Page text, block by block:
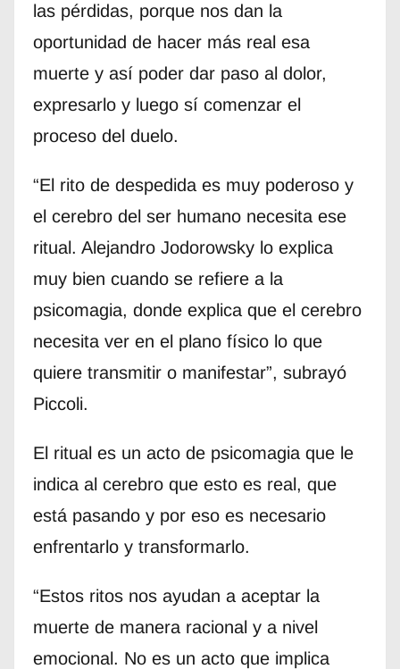
las pérdidas, porque nos dan la
oportunidad de hacer más real esa
muerte y así poder dar paso al dolor,
expresarlo y luego sí comenzar el
proceso del duelo.
“El rito de despedida es muy poderoso y
el cerebro del ser humano necesita ese
ritual. Alejandro Jodorowsky lo explica
muy bien cuando se refiere a la
psicomagia, donde explica que el cerebro
necesita ver en el plano físico lo que
quiere transmitir o manifestar”, subrayó
Piccoli.
El ritual es un acto de psicomagia que le
indica al cerebro que esto es real, que
está pasando y por eso es necesario
enfrentarlo y transformarlo.
“Estos ritos nos ayudan a aceptar la
muerte de manera racional y a nivel
emocional. No es un acto que implica